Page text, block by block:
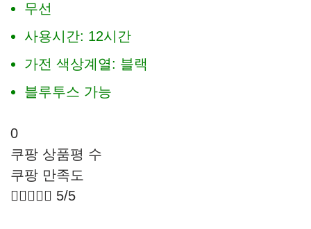
무선
사용시간: 12시간
가전 색상계열: 블랙
블루투스 가능
0
쿠팡 상품평 수
쿠팡 만족도
 5/5